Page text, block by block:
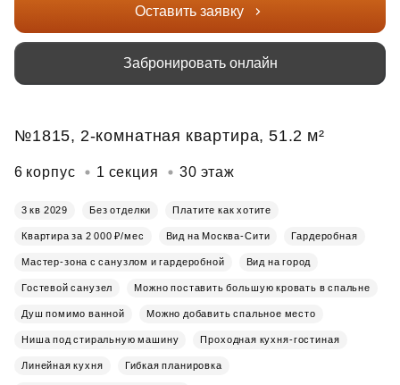
Оставить заявку
Забронировать онлайн
№1815, 2-комнатная квартира, 51.2 м²
6 корпус 1 секция 30 этаж
3 кв 2029 Без отделки Платите как хотите
Квартира за 2 000 ₽/мес Вид на Москва-Сити Гардеробная
Мастер-зона с санузлом и гардеробной Вид на город
Гостевой санузел Можно поставить большую кровать в спальне
Душ помимо ванной Можно добавить спальное место
Ниша под стиральную машину Проходная кухня-гостиная
Линейная кухня Гибкая планировка